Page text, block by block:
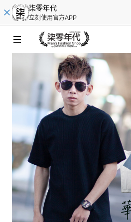
柒零年代
立刻使用官方APP